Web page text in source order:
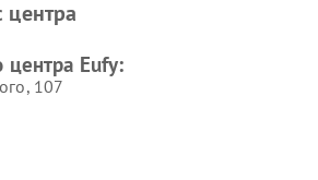
центра
центра Eufy:
107